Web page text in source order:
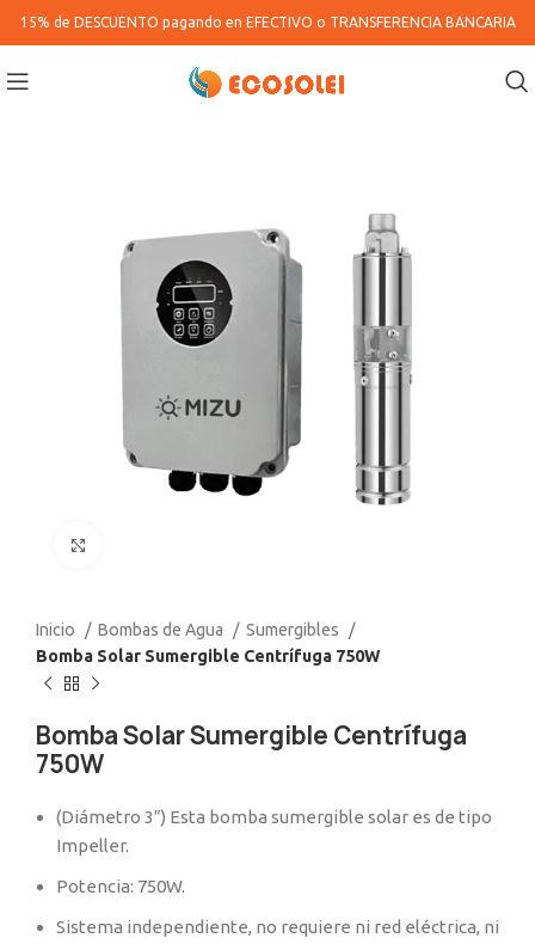
15% de DESCUENTO pagando en EFECTIVO o TRANSFERENCIA BANCARIA
Inicio Bombas de Agua
Sumergibles
Bomba Solar Sumergible Centrífuga 750W
Bomba Solar Sumergible Centrífuga
750W
(Diámetro 3″) Esta bomba sumergible solar es de tipo
Impeller.
Potencia: 750W.
Sistema independiente, no requiere ni red eléctrica, ni